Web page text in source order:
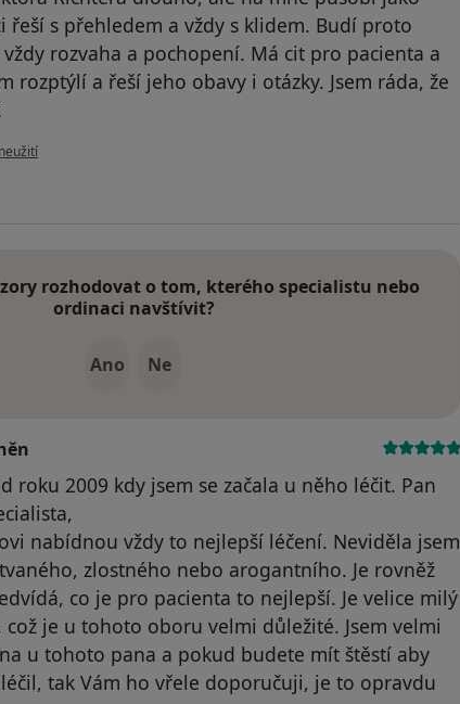
řeší s přehledem a vždy s klidem. Budí proto
rozvaha a pochopení. Má cit pro pacienta a
rozptýlí a řeší jeho obavy i otázky. Jsem ráda, že
uživatele Váš účet byl odstraněn
rozhodovat o tom, kterého specialistu nebo
ordinaci navštívit?
Ano Ne
roku 2009 kdy jsem se začala u něho léčit. Pan
nabídnou vždy to nejlepší léčení. Neviděla jsem
zlostného nebo arogantního. Je rovněž
co je pro pacienta to nejlepší. Je velice milý
je u tohoto oboru velmi důležité. Jsem velmi
u tohoto pana a pokud budete mít štěstí aby
tak Vám ho vřele doporučuji, je to opravdu